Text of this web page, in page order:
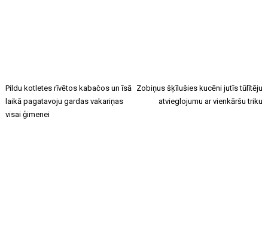
Pildu kotletes rīvētos kabačos un īsā
laikā pagatavoju gardas vakariņas
visai ģimenei
Zobiņus šķīlušies kucēni jutīs tūlītēju
atvieglojumu ar vienkāršu triku